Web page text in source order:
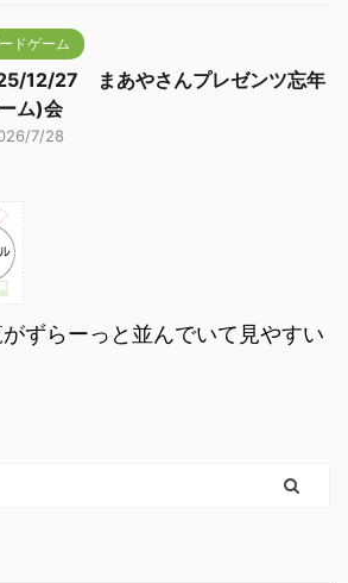
ドゲーム
12/27 まあやさんプレゼンツ忘年
ム)会
7/28
ずらーっと並んでいて見やすい